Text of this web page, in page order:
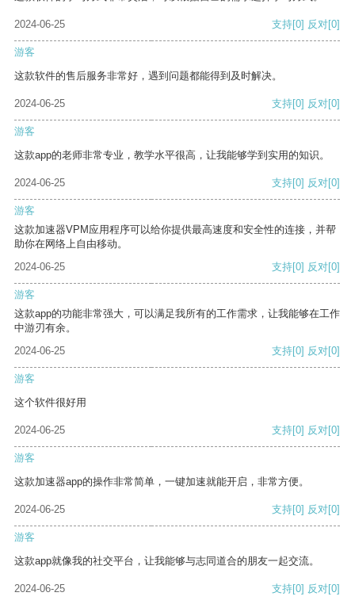
2024-06-25 支持[0] 反对[0]
游客
这款软件的售后服务非常好，遇到问题都能得到及时解决。
2024-06-25 支持[0] 反对[0]
游客
这款app的老师非常专业，教学水平很高，让我能够学到实用的知识。
2024-06-25 支持[0] 反对[0]
游客
这款加速器VPM应用程序可以给你提供最高速度和安全性的连接，并帮
助你在网络上自由移动。
2024-06-25
支持[0] 反对[0]
游客
这款app的功能非常强大，可以满足我所有的工作需求，让我能够在工作
中游刃有余。
2024-06-25
支持[0] 反对[0]
游客
这个软件很好用
2024-06-25 支持[0] 反对[0]
游客
这款加速器app的操作非常简单，一键加速就能开启，非常方便。
2024-06-25 支持[0] 反对[0]
游客
这款app就像我的社交平台，让我能够与志同道合的朋友一起交流。
2024-06-25 支持[0] 反对[0]